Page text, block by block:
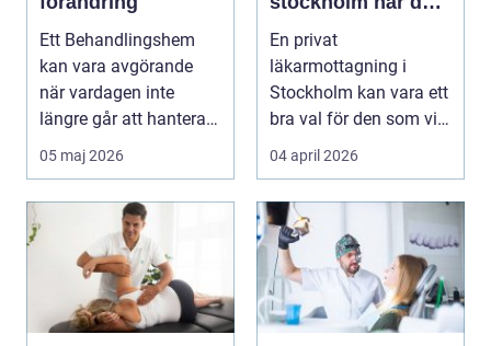
Ett Behandlingshem
kan vara avgörande
när vardagen inte
längre går att hantera
på egen hand. För
mån...
05 maj 2026
vill ha tid, trygghet
och specialistvård
En privat
läkarmottagning i
Stockholm kan vara ett
bra val för den som vill
träffa en erfaren
specia...
04 april 2026